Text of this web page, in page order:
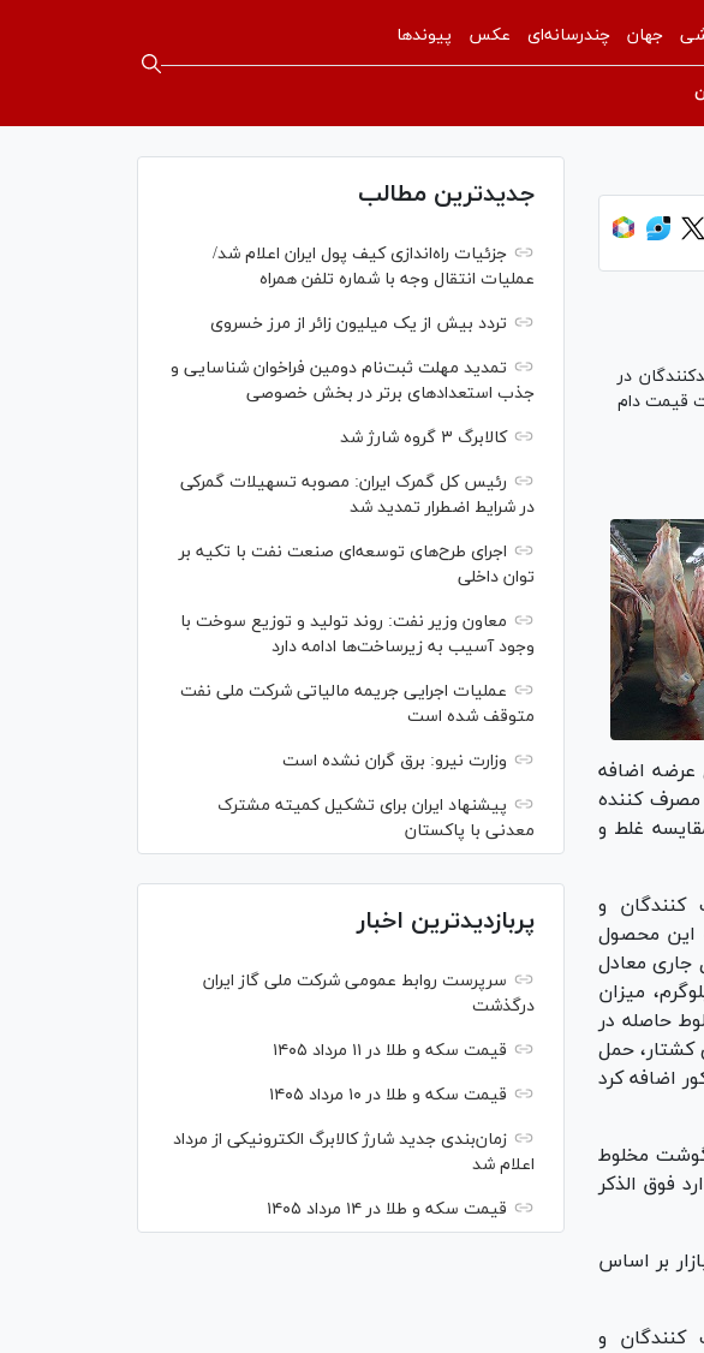
جهان چندرسانه‌ای عکس پیوندها
در
قیمت دام
اضافه
مصرف کننده
غلط و
کنندگان و
این محصول
سنگین در تاریخ ۱۵ مرداد ماه سال جاری معادل
تومان است که با فرض وزن یک راس دام زنده سنگین حدود ۵۰۰ کیلوگرم، میزان
مخلوط حاصله در
کشتار، حمل
اضافه کرد
مخلوط
موارد فوق الذکر
بر اساس
کنندگان و
جدیدترین مطالب
جزئیات راه‌اندازی کیف پول ایران اعلام شد/
عملیات انتقال وجه با شماره تلفن همراه
تردد بیش از یک میلیون زائر از مرز خسروی
تمدید مهلت ثبت‌نام دومین فراخوان شناسایی و
جذب استعداد‌های برتر در بخش خصوصی
کالابرگ ۳ گروه شارژ شد
رئیس کل گمرک ایران: مصوبه تسهیلات گمرکی
در شرایط اضطرار تمدید شد
اجرای طرح‌های توسعه‌ای صنعت نفت با تکیه بر
توان داخلی
معاون وزیر نفت: روند تولید و توزیع سوخت با
وجود آسیب به زیرساخت‌ها ادامه دارد
عملیات اجرایی جریمه مالیاتی شرکت ملی نفت
متوقف شده است
وزارت نیرو: برق گران نشده است
پیشنهاد ایران برای تشکیل کمیته مشترک
معدنی با پاکستان
پربازدیدترین اخبار
سرپرست روابط عمومی شرکت ملی گاز ایران
درگذشت
قیمت سکه و طلا در ۱۱ مرداد ۱۴۰۵
قیمت سکه و طلا در ۱۰ مرداد ۱۴۰۵
زمان‌بندی جدید شارژ کالابرگ الکترونیکی از مرداد
اعلام شد
قیمت سکه و طلا در ۱۴ مرداد ۱۴۰۵